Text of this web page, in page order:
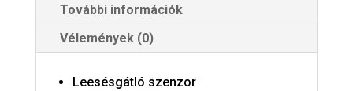
További információk
Vélemények (0)
Leesésgátló szenzor